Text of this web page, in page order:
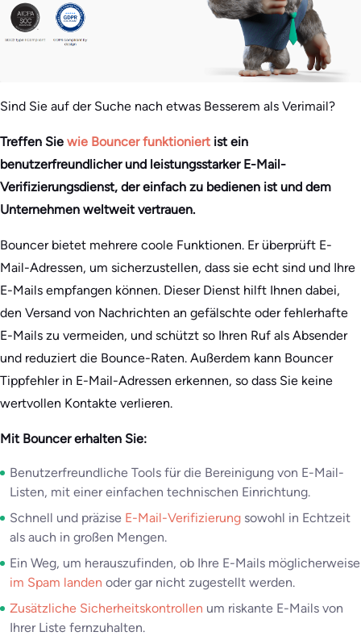
Sind Sie auf der Suche nach etwas Besserem als Verimail?
Treffen Sie wie Bouncer funktioniert ist ein
benutzerfreundlicher und leistungsstarker E-Mail-
Verifizierungsdienst, der einfach zu bedienen ist und dem
Unternehmen weltweit vertrauen.
Bouncer bietet mehrere coole Funktionen. Er überprüft E-
Mail-Adressen, um sicherzustellen, dass sie echt sind und Ihre
E-Mails empfangen können. Dieser Dienst hilft Ihnen dabei,
den Versand von Nachrichten an gefälschte oder fehlerhafte
E-Mails zu vermeiden, und schützt so Ihren Ruf als Absender
und reduziert die Bounce-Raten. Außerdem kann Bouncer
Tippfehler in E-Mail-Adressen erkennen, so dass Sie keine
wertvollen Kontakte verlieren.
Mit Bouncer erhalten Sie:
Benutzerfreundliche Tools für die Bereinigung von E-Mail-
Listen, mit einer einfachen technischen Einrichtung.
Schnell und präzise E-Mail-Verifizierung sowohl in Echtzeit
als auch in großen Mengen.
Ein Weg, um herauszufinden, ob Ihre E-Mails möglicherweise
im Spam landen oder gar nicht zugestellt werden.
Zusätzliche Sicherheitskontrollen um riskante E-Mails von
Ihrer Liste fernzuhalten.